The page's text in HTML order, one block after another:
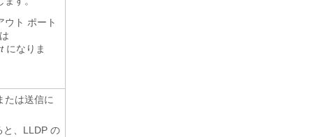
ウト ポート
になりま
たは送信に
と、LLDP の